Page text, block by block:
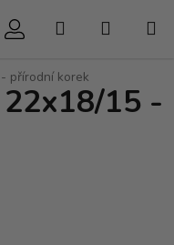
Hledat
přírodní korek
15 -